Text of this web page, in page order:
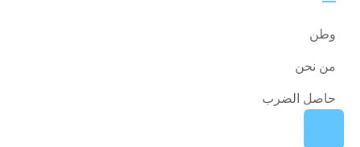
وطن
من نحن
حاصل الضرب